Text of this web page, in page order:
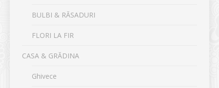
BULBI & RĂSADURI
FLORI LA FIR
CASA & GRĂDINA
Ghivece